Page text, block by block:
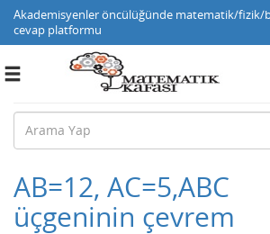
Akademisyenler öncülüğünde matematik/fizik/
cevap platformu
Toggle
AB=12, AC=5,ABC
üçgeninin çevrem